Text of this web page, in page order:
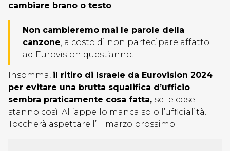
cambiare brano o testo:
Non cambieremo mai le parole della
canzone, a costo di non partecipare affatto
ad Eurovision quest’anno.
Insomma, il ritiro di Israele da Eurovision 2024
per evitare una brutta squalifica d’ufficio
sembra praticamente cosa fatta, se le cose
stanno così. All’appello manca solo l’ufficialità.
Toccherà aspettare l’11 marzo prossimo.